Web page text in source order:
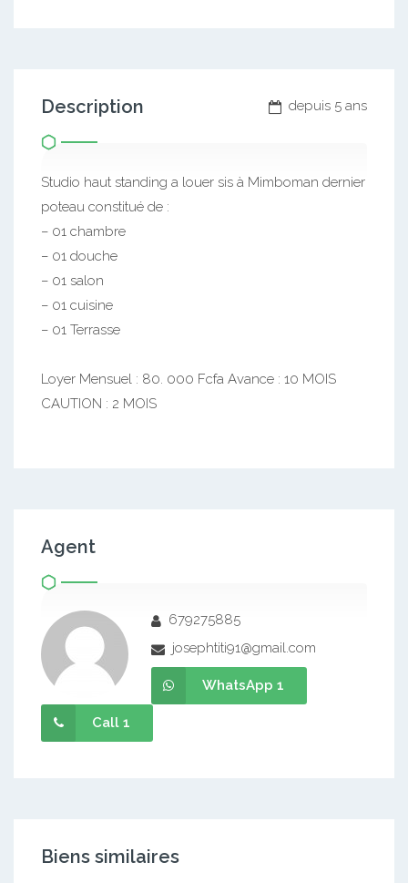
depuis 5 ans
Description
Studio haut standing a louer sis à Mimboman dernier
poteau constitué de :
– 01 chambre
– 01 douche
– 01 salon
– 01 cuisine
– 01 Terrasse
Loyer Mensuel : 80. 000 Fcfa Avance : 10 MOIS
CAUTION : 2 MOIS
Agent
679275885
josephtiti91@gmail.com
WhatsApp 1
Call 1
Biens similaires